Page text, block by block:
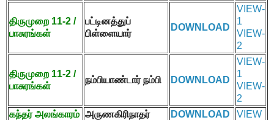
திருமுறை 11-2 /
பாசுரங்கள்
பட்டினத்துப்
பிள்ளையார்
DOWNLOAD
VIEW-
1
VIEW-
2
திருமுறை 11-2 /
பாசுரங்கள்
நம்பியாண்டார் நம்பி DOWNLOAD
VIEW-
1
VIEW-
2
கந்தர் அலங்காரம் அருணகிரிநாதர் DOWNLOAD
VIEW